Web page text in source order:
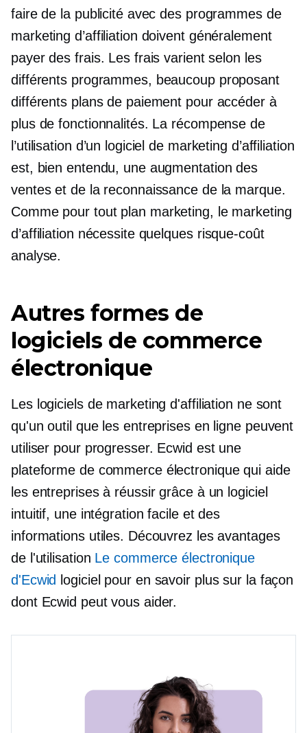
faire de la publicité avec des programmes de
marketing d’affiliation doivent généralement
payer des frais. Les frais varient selon les
différents programmes, beaucoup proposant
différents plans de paiement pour accéder à
plus de fonctionnalités. La récompense de
l’utilisation d’un logiciel de marketing d’affiliation
est, bien entendu, une augmentation des
ventes et de la reconnaissance de la marque.
Comme pour tout plan marketing, le marketing
d’affiliation nécessite quelques risque-coût
analyse.
Autres formes de
logiciels de commerce
électronique
Les logiciels de marketing d'affiliation ne sont
qu'un outil que les entreprises en ligne peuvent
utiliser pour progresser. Ecwid est une
plateforme de commerce électronique qui aide
les entreprises à réussir grâce à un logiciel
intuitif, une intégration facile et des
informations utiles. Découvrez les avantages
de l'utilisation Le commerce électronique
d'Ecwid logiciel pour en savoir plus sur la façon
dont Ecwid peut vous aider.